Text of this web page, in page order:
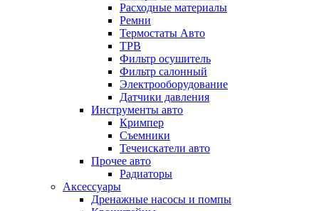
Расходные материалы
Ремни
Термостаты Авто
ТРВ
Фильтр осушитель
Фильтр салонный
Электрооборудование
Датчики давления
Инструменты авто
Кримпер
Съемники
Течеискатели авто
Прочее авто
Радиаторы
Аксессуары
Дренажные насосы и помпы